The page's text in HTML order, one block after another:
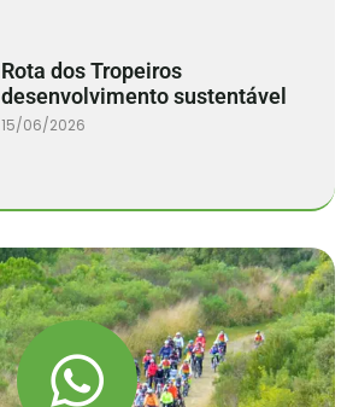
Rota dos Tropeiros
desenvolvimento sustentável
15/06/2026